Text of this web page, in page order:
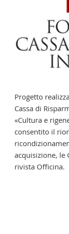
Progetto
Cassa di
«Cultura e
consentito il
acquisizione, le
rivista Officina.